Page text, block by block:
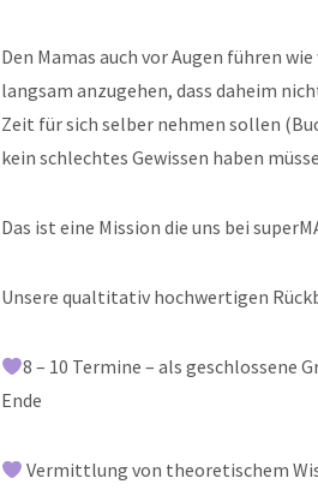
Den Mamas auch vor Augen führen
langsam anzugehen, dass daheim
Zeit für sich selber nehmen sollen
kein schlechtes Gewissen haben
Das ist eine Mission die uns bei
Unsere qualtitativ hochwertigen
8 – 10 Termine – als geschlossene
Ende
Vermittlung von theoretischem